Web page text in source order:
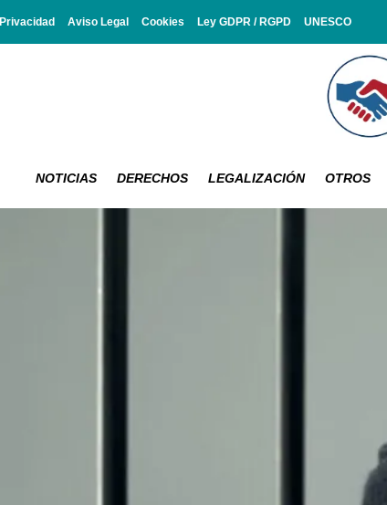
Privacidad Aviso Legal Cookies Ley GDPR / RGPD UNESCO
NOTICIAS DERECHOS LEGALIZACIÓN OTROS